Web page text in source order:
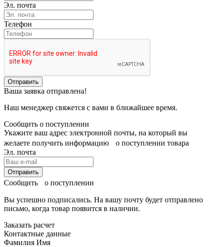
Эл. почта
Телефон
Отправить
Ваша заявка отправлена!
Наш менеджер свяжется с вами в ближайшее время.
Сообщить о поступлении
Укажите ваш адрес электронной почты, на который вы
желаете получить информацию о поступлении товара
Эл. почта
Отправить
Сообщить о поступлении
Вы успешно подписались. На вашу почту будет отправлено
письмо, когда товар появится в наличии.
Заказать расчет
Контактные данные
Фамилия Имя